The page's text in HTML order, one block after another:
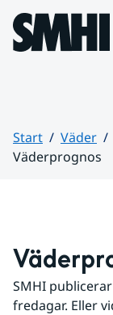
Hoppa till sidans
Start Väder
Väderprognos
SMHI
fredagar. Eller